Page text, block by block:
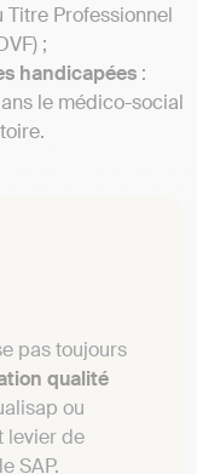
Titre Professionnel
;
handicapées :
le médico-social
pas toujours
qualité
ou
levier de
SAP.